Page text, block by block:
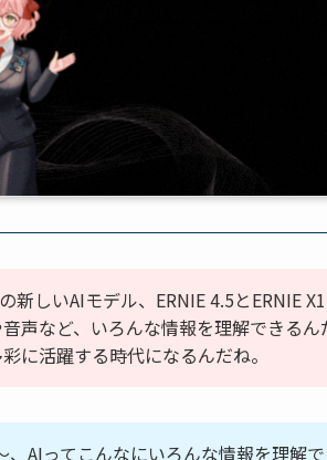
新しいAIモデル、ERNIE 4.5とERNIE
声など、いろんな情報を理解できる
に活躍する時代になるんだね。
、AIってこんなにいろんな情報を理解